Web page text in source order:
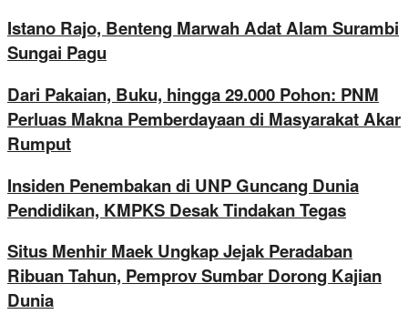
Istano Rajo, Benteng Marwah Adat Alam Surambi
Sungai Pagu
Dari Pakaian, Buku, hingga 29.000 Pohon: PNM
Perluas Makna Pemberdayaan di Masyarakat Akar
Rumput
Insiden Penembakan di UNP Guncang Dunia
Pendidikan, KMPKS Desak Tindakan Tegas
Situs Menhir Maek Ungkap Jejak Peradaban
Ribuan Tahun, Pemprov Sumbar Dorong Kajian
Dunia